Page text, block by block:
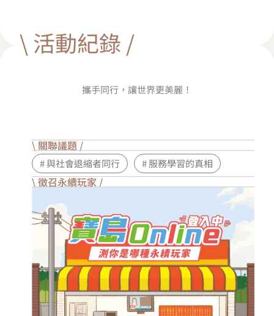
\ 活動紀錄 /
攜手同行，讓世界更美麗！
\ 關聯議題 /
# 與社會退縮者同行 # 服務學習的真相
\ 徵召永續玩家 /